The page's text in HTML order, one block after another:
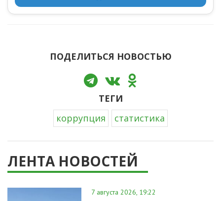
ПОДЕЛИТЬСЯ НОВОСТЬЮ
ТЕГИ
коррупция
статистика
ЛЕНТА НОВОСТЕЙ
7 августа 2026, 19:22